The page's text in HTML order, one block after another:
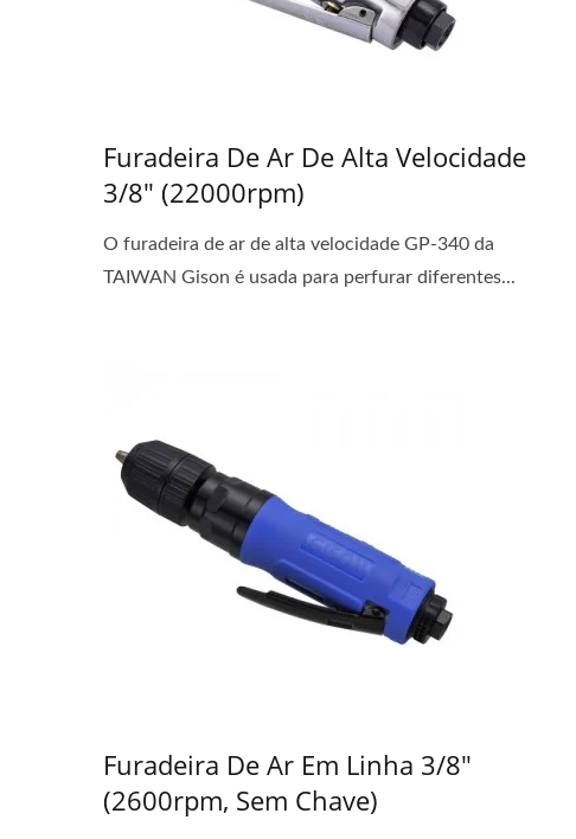
Furadeira De Ar De Alta Velocidade
3/8" (22000rpm)
O furadeira de ar de alta velocidade GP-340 da
TAIWAN Gison é usada para perfurar diferentes...
Furadeira De Ar Em Linha 3/8"
(2600rpm, Sem Chave)